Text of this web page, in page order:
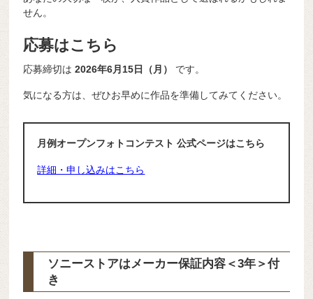
せん。
応募はこちら
応募締切は2026年6月15日（月） です。
気になる方は、ぜひお早めに作品を準備してみてください。
月例オープンフォトコンテスト 公式ページはこちら
詳細・申し込みはこちら
ソニーストアはメーカー保証内容 ＜3年＞付
き